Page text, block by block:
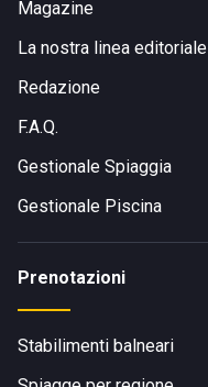
Magazine
La nostra linea editoriale
Redazione
F.A.Q.
Gestionale Spiaggia
Gestionale Piscina
Prenotazioni
Stabilimenti balneari